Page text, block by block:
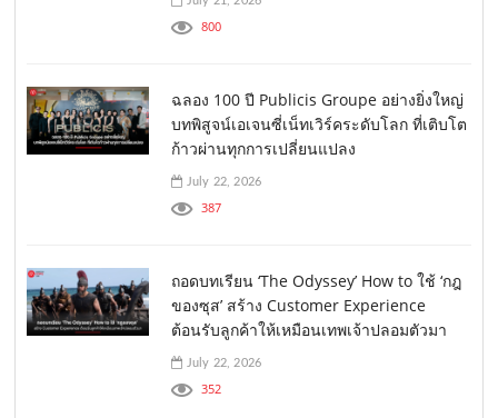
800
ฉลอง 100 ปี Publicis Groupe อย่างยิ่งใหญ่
บทพิสูจน์เอเจนซี่เน็ทเวิร์คระดับโลก ที่เติบโต
ก้าวผ่านทุกการเปลี่ยนแปลง
July 22, 2026
387
ถอดบทเรียน ‘The Odyssey’ How to ใช้ ‘กฎ
ของซุส’ สร้าง Customer Experience
ต้อนรับลูกค้าให้เหมือนเทพเจ้าปลอมตัวมา
July 22, 2026
352